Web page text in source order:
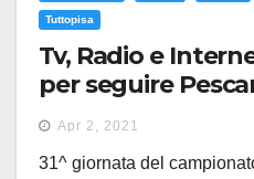
Tuttopisa
Tv, Radio e
per seguire
Apr 2, 2021
31^ giornata del